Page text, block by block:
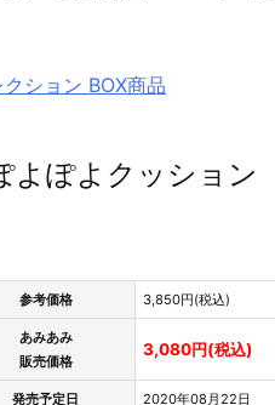
ション BOX商品
ぽよクッション
参考価格 3,850円(税込)
あみあみ
販売価格
3,080円(税込)
発売予定日 2020年08月22日